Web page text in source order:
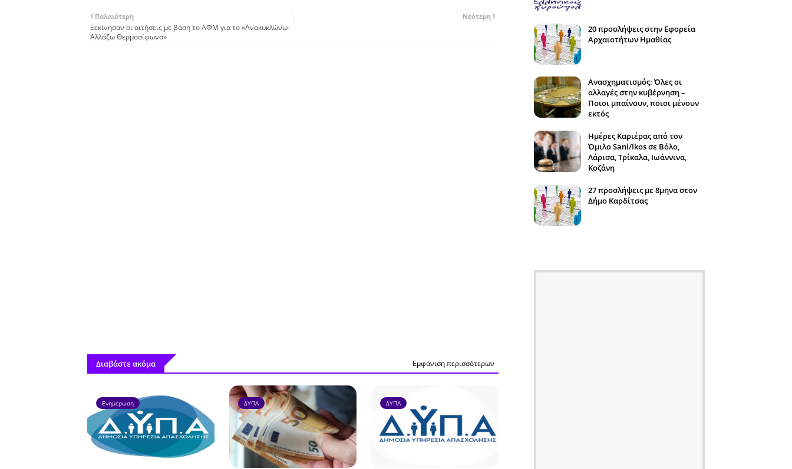
Νεότερη
Παλαιότερη
Ξεκίνησαν οι αιτήσεις με βάση το ΑΦΜ για το «Ανακυκλώνω-
Αλλάζω Θερμοσίφωνα»
Διαβάστε ακόμα Εμφάνιση περισσότερων
Ενημέρωση ΔΥΠΑ ΔΥΠΑ
20 προσλήψεις στην Εφορεία
Αρχαιοτήτων Ημαθίας
Ανασχηματισμός: Όλες οι
αλλαγές στην κυβέρνηση –
Ποιοι μπαίνουν, ποιοι μένουν
εκτός
Ημέρες Καριέρας από τον
Όμιλο Sani/Ikos σε Βόλο,
Λάρισα, Τρίκαλα, Ιωάννινα,
Κοζάνη
27 προσλήψεις με 8μηνα στον
Δήμο Καρδίτσας